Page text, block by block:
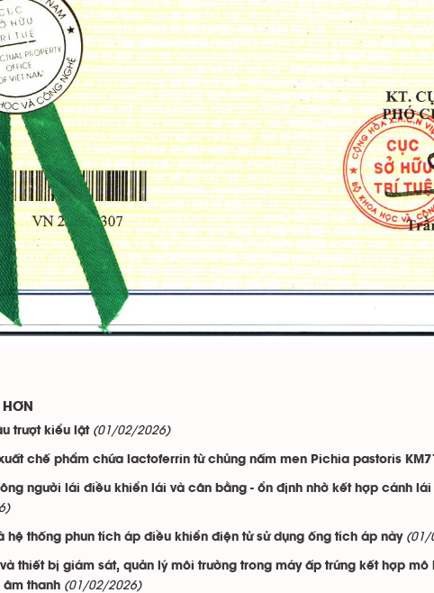
trượt kiểu lật (01/02/2026)
chế phẩm chứa lactoferrin từ chủng nấm men Pichia pastoris
người lái điều khiển lái và cân bằng - ổn định nhờ kết hợp cánh
hệ thống phun tích áp điều khiển điện tử sử dụng ống tích áp này (01/
và thiết bị giám sát, quản lý môi trường trong máy ấp trứng kết hợp
âm thanh (01/02/2026)